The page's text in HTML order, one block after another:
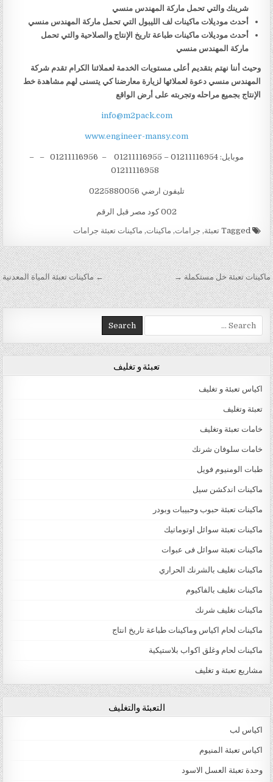
شرينك والتي تحمل ماركة المهندس منسي
أحدث موديلات ماكينات لف الليبول التي تحمل ماركة المهندس منسي
أحدث موديلات ماكينات طباعة تاريخ الإنتاج والصلاحية والتي تحمل
ماركة المهندس منسي
وحيث أننا نهتم بتقديم أعلى مستويات الخدمة لعملائنا الكرام تقدم شركة
المهندس منسي دعوة لعملائها لزيارة معارضنا كي يتسنى لهم مشاهدة خط
الإنتاج بجميع مراحله وتجربته على أرض الواقع
info@m2pack.com
www.engineer-mansy.com
موبايل: 01211116954 – 01211116955 – 01211116956 – –
تليفون ارضي 0225880056
002 كود مصر قبل الرقم
Tagged تعبئة, جرامات, ماكينات, ماكينات تعبئة جرامات
تصفّح المقالات ← ماكينات تعبئة المياة المعدنية ماكينات تعبئة خل مستكملة →
Search for:
تعبئة و تغليف
اكياس تعبئة و تغليف
تعبئة وتغليف
خامات تعبئة وتغليف
خامات سلوفان شرنك
طبات الومنيوم فويل
ماكينات اندكشن سيل
ماكينات تعبئة حبوب وحبيبات وبودر
ماكينات تعبئة سوائل اوتوماتيك
ماكينات تعبئة سوائل فى عبوات
ماكينات تغليف بالشرنك الحراري
ماكينات تغليف بالفاكيوم
ماكينات تغليف شرنك
ماكينات لحام اكياس وماكينات طباعة تاريخ انتاج
ماكينات لحام وغلق اكواب بلاستيكية
مشاريع تعبئة و تغليف
التعبئة والتغليف
اكياس لب
اكياس تعبئة المنيوم
وحدة تعبئة العسل الاسود